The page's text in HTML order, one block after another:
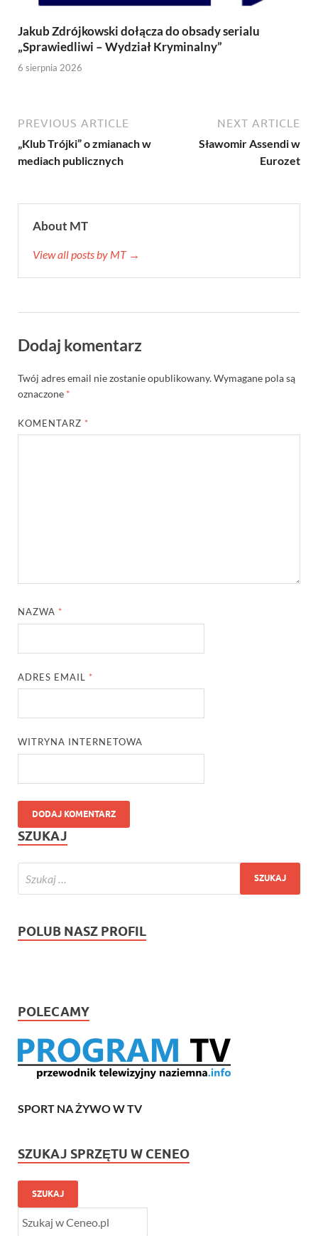
Jakub Zdrójkowski dołącza do obsady serialu
„Sprawiedliwi – Wydział Kryminalny”
6 sierpnia 2026
PREVIOUS ARTICLE
„Klub Trójki” o zmianach w
mediach publicznych
NEXT ARTICLE
Sławomir Assendi w
Eurozet
About MT
View all posts by MT →
Dodaj komentarz
Twój adres email nie zostanie opublikowany.Wymagane pola są
oznaczone *
KOMENTARZ *
NAZWA *
ADRES EMAIL *
WITRYNA INTERNETOWA
SZUKAJ
POLUB NASZ PROFIL
POLECAMY
SPORT NA ŻYWO W TV
SZUKAJ SPRZĘTU W CENEO
SZUKAJ